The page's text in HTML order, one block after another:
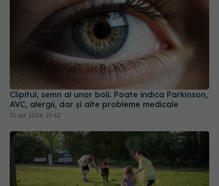
Clipitul, semn al unor boli. Poate indica Parkinson,
AVC, alergii, dar și alte probleme medicale
01 apr 2024, 15:42